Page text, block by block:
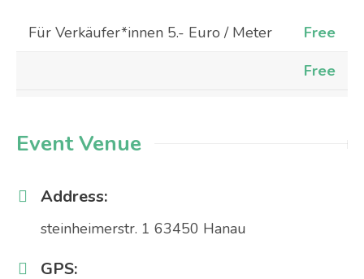
Free
Für Verkäufer*innen 5.- Euro / Meter
Free
Event Venue
Address:
steinheimerstr. 1 63450 Hanau
GPS: